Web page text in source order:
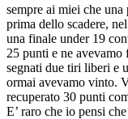
sempre ai miei che
prima dello scadere,
una finale under 19
25 punti e ne
segnati due tiri liberi e
ormai avevamo vinto.
recuperato 30 punti
E’ raro che io pensi